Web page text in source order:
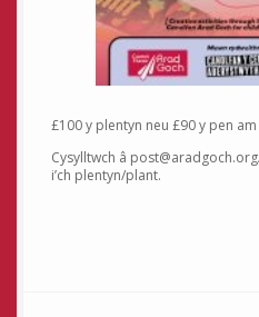
£100 y plentyn neu £90 y pen
Cysylltwch â
i’ch plentyn/plant.